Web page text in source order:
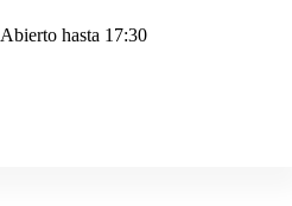
Abierto hasta 17:30